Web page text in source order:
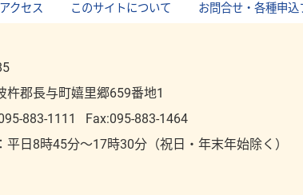
クセス このサイトについて お問合せ・各種申込
杵郡長与町嬉里郷659番地1
883-1111
Fax:095-883-1464
平⽇8時45分～17時30分（祝⽇・年末年始除く）